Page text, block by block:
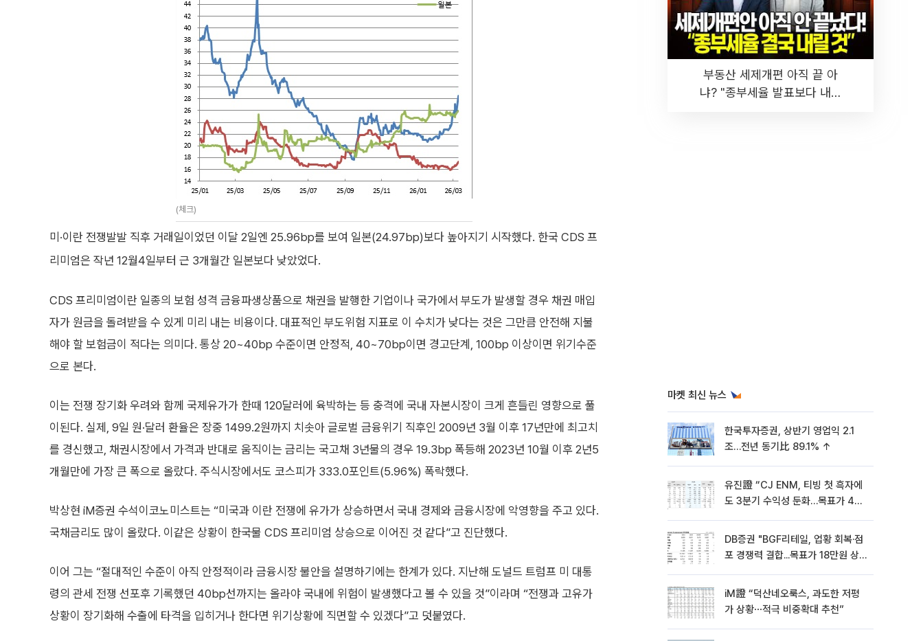
(체크)
미·이란 전쟁발발 직후 거래일이었던 이달 2일엔 25.96bp를 보여 일본(24.97bp)보다 높아지기 시작했다. 한국 CDS 프
리미엄은 작년 12월4일부터 근 3개월간 일본보다 낮았었다.
CDS 프리미엄이란 일종의 보험 성격 금융파생상품으로 채권을 발행한 기업이나 국가에서 부도가 발생할 경우 채권 매입
자가 원금을 돌려받을 수 있게 미리 내는 비용이다. 대표적인 부도위험 지표로 이 수치가 낮다는 것은 그만큼 안전해 지불
해야 할 보험금이 적다는 의미다. 통상 20~40bp 수준이면 안정적, 40~70bp이면 경고단계, 100bp 이상이면 위기수준
으로 본다.
이는 전쟁 장기화 우려와 함께 국제유가가 한때 120달러에 육박하는 등 충격에 국내 자본시장이 크게 흔들린 영향으로 풀
이된다. 실제, 9일 원·달러 환율은 장중 1499.2원까지 치솟아 글로벌 금융위기 직후인 2009년 3월 이후 17년만에 최고치
를 경신했고, 채권시장에서 가격과 반대로 움직이는 금리는 국고채 3년물의 경우 19.3bp 폭등해 2023년 10월 이후 2년5
개월만에 가장 큰 폭으로 올랐다. 주식시장에서도 코스피가 333.0포인트(5.96%) 폭락했다.
박상현 iM증권 수석이코노미스트는 “미국과 이란 전쟁에 유가가 상승하면서 국내 경제와 금융시장에 악영향을 주고 있다.
국채금리도 많이 올랐다. 이같은 상황이 한국물 CDS 프리미엄 상승으로 이어진 것 같다”고 진단했다.
이어 그는 “절대적인 수준이 아직 안정적이라 금융시장 불안을 설명하기에는 한계가 있다. 지난해 도널드 트럼프 미 대통
령의 관세 전쟁 선포후 기록했던 40bp선까지는 올라야 국내에 위험이 발생했다고 볼 수 있을 것”이라며 “전쟁과 고유가
상황이 장기화해 수출에 타격을 입히거나 한다면 위기상황에 직면할 수 있겠다”고 덧붙였다.
부동산 세제개편 아직 끝 아
냐? "종부세율 발표보다 내릴
마켓 최신 뉴스
한국투자증권, 상반기 영업익 2.1
조…전년 동기比 89.1% ↑
유진證 “CJ ENM, 티빙 첫 흑자에
도 3분기 수익성 둔화…목표가 4만
DB증권 "BGF리테일, 업황 회복·점
포 경쟁력 결합...목표가 18만원 상
iM證 “덕산네오룩스, 과도한 저평
가 상황⋯적극 비중확대 추천”